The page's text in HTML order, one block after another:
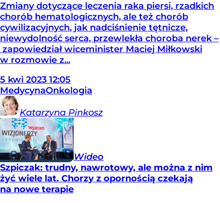
Zmiany dotyczące leczenia raka piersi, rzadkich
chorób hematologicznych, ale też chorób
cywilizacyjnych, jak nadciśnienie tętnicze,
niewydolność serca, przewlekła choroba nerek –
zapowiedział wiceminister Maciej Miłkowski
w rozmowie z...
5 kwi 2023 12:05
MedycynaOnkologia
Katarzyna Pinkosz
Wideo
Szpiczak: trudny, nawrotowy, ale można z nim
żyć wiele lat. Chorzy z opornością czekają
na nowe terapie